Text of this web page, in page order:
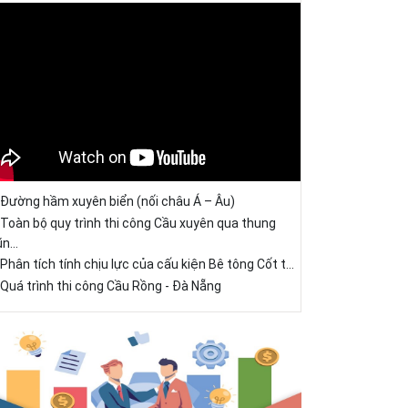
Đường hầm xuyên biển (nối châu Á – Âu)
Toàn bộ quy trình thi công Cầu xuyên qua thung
Phân tích tính chịu lực của cấu kiện Bê tông Cốt t...
Quá trình thi công Cầu Rồng - Đà Nẵng